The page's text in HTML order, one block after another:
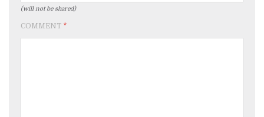
(will not be shared)
COMMENT *